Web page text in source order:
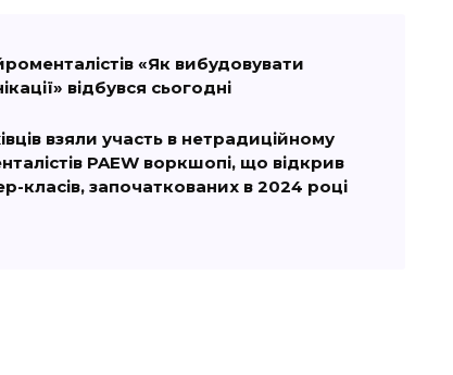
«Як вибудовувати
відбувся сьогодні
взяли участь в нетрадиційному
PAEW воркшопі, що відкрив
класів, започаткованих в 2024 році